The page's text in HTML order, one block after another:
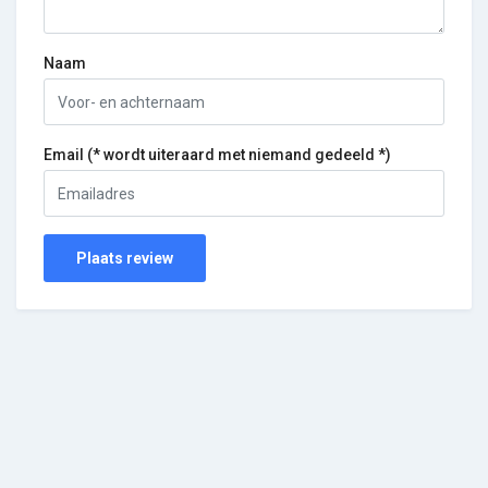
Naam
Email (* wordt uiteraard met niemand gedeeld *)
Plaats review